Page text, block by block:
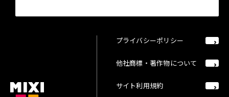
プライバシーポリシー
他社商標・著作物について
サイト利用規約